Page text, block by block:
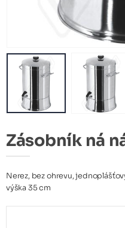
Zásobník ná
Nerez, bez ohrevu,
výška 35 cm